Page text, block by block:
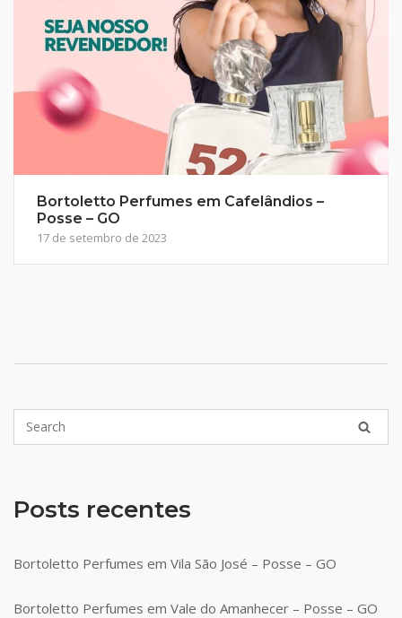
Bortoletto Perfumes em Cafelândios –
Posse – GO
17 de setembro de 2023
Posts recentes
Bortoletto Perfumes em Vila São José – Posse – GO
Bortoletto Perfumes em Vale do Amanhecer – Posse – GO